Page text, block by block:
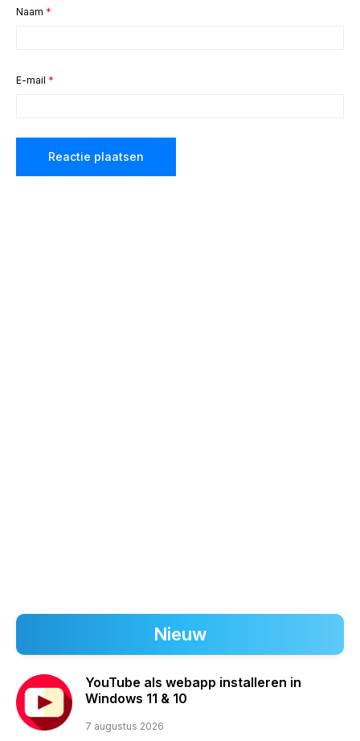
Naam *
E-mail *
Nieuw
YouTube als webapp installeren in
Windows 11 & 10
7 augustus 2026